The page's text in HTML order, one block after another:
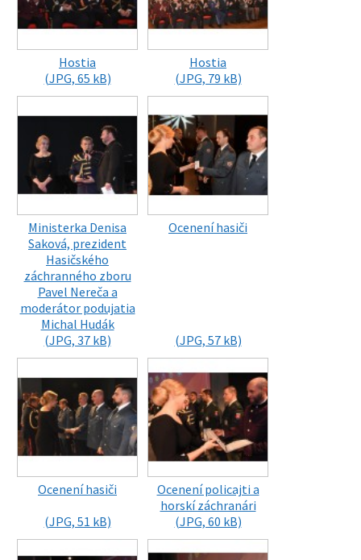
Hostia
(JPG, 65 kB)
Hostia
(JPG, 79 kB)
Ministerka Denisa
Saková, prezident
Hasičského
záchranného zboru
Pavel Nereča a
moderátor podujatia
Michal Hudák
(JPG, 37 kB)
Ocenení hasiči
(JPG, 57 kB)
Ocenení hasiči
(JPG, 51 kB)
Ocenení policajti a
horskí záchranári
(JPG, 60 kB)